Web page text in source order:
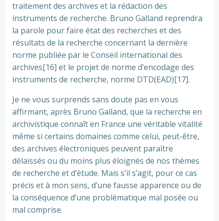
traitement des archives et la rédaction des
instruments de recherche. Bruno Galland reprendra
la parole pour faire état des recherches et des
résultats de la recherche concernant la dernière
norme publiée par le Conseil international des
archives[16] et le projet de norme d’encodage des
instruments de recherche, norme DTD(EAD)[17].
Je ne vous surprends sans doute pas en vous
affirmant, après Bruno Galland, que la recherche en
archivistique connaît en France une véritable vitalité
même si certains domaines comme celui, peut-être,
des archives électroniques peuvent paraître
délaissés ou du moins plus éloignés de nos thèmes
de recherche et d’étude. Mais s’il s’agit, pour ce cas
précis et à mon sens, d’une fausse apparence ou de
la conséquence d’une problématique mal posée ou
mal comprise.